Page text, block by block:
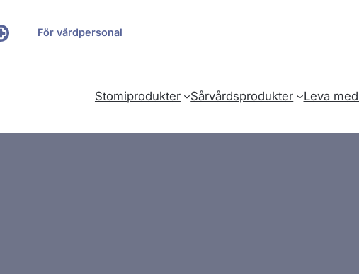
För vårdpersonal
Stomiprodukter Sårvårdsprodukter Leva